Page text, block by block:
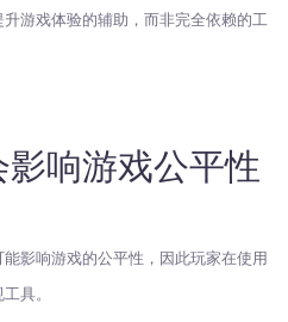
升游戏体验的辅助，而非完全依赖的工
响游戏公平性
影响游戏的公平性，因此玩家在使用
具。